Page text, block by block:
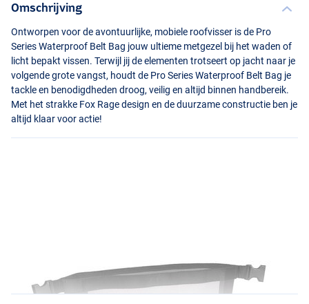
Omschrijving
Ontworpen voor de avontuurlijke, mobiele roofvisser is de Pro
Series Waterproof Belt Bag jouw ultieme metgezel bij het waden of
licht bepakt vissen. Terwijl jij de elementen trotseert op jacht naar je
volgende grote vangst, houdt de Pro Series Waterproof Belt Bag je
tackle en benodigdheden droog, veilig en altijd binnen handbereik.
Met het strakke Fox Rage design en de duurzame constructie ben je
altijd klaar voor actie!